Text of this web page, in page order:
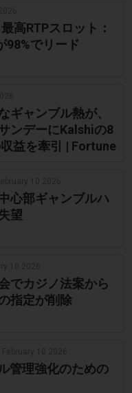
高RTPスロット：
98%でリード
ギャンブル熱が、
ンデーにKalshiの8
益を牽引 | Fortune
心部ギャンブルハ
望
でカジノ法案から
指定が削除
管理強化のための